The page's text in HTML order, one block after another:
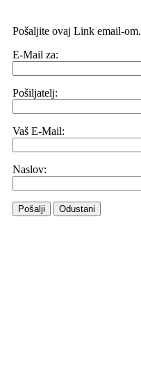
Pošaljite ovaj Link email-om.
E-Mail za:
Pošiljatelj:
Vaš E-Mail:
Naslov:
Pošalji Odustani